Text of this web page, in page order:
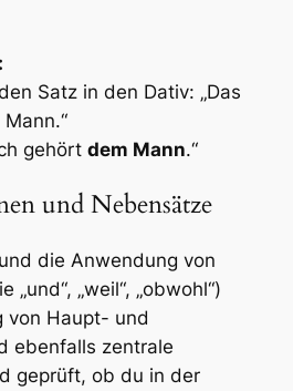
Satz in den Dativ: „Das
gehört dem Mann.“
und Nebensätze
die Anwendung von
„und“, „weil“, „obwohl“)
von Haupt- und
ebenfalls zentrale
geprüft, ob du in der